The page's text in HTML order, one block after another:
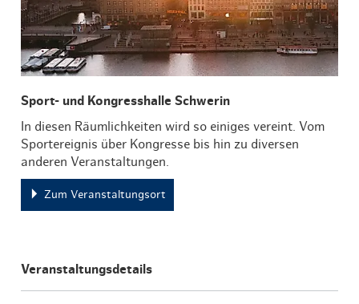
Sport- und Kongresshalle Schwerin
In diesen Räumlichkeiten wird so einiges vereint. Vom
Sportereignis über Kongresse bis hin zu diversen
anderen Veranstaltungen.
Zum Veranstaltungsort
Veranstaltungsdetails